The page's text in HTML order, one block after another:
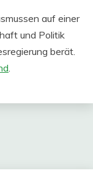
auf einer
und Politik
berät.
.